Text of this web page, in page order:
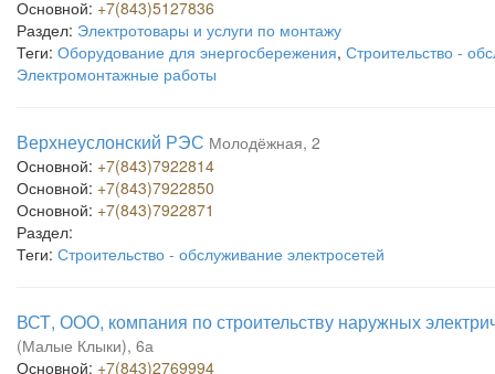
Основной: +7(843)5127836
Раздел: Электротовары и услуги по монтажу
Теги: Оборудование для энергосбережения, Строительство -
Электромонтажные работы
Верхнеуслонский РЭС Молодёжная, 2
Основной: +7(843)7922814
Основной: +7(843)7922850
Основной: +7(843)7922871
Раздел:
Теги: Строительство - обслуживание электросетей
ВСТ, ООО, компания по строительству наружных
(Малые Клыки), 6а
Основной: +7(843)2769994